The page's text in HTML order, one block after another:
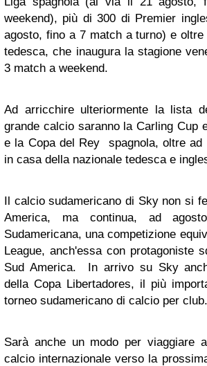
weekend), più di 300 di Premier
agosto, fino a 7 match a turno) e oltre
tedesca, che inaugura la stagione
3 match a weekend.
Ad arricchire ulteriormente la lista
grande calcio saranno la Carling Cup
e la Copa del Rey spagnola, oltre ad
in casa della nazionale tedesca e
Il calcio sudamericano di Sky non si
America, ma continua, ad
Sudamericana, una competizione
League, anch'essa con protagoniste
Sud America. In arrivo su Sky
della Copa Libertadores, il più
torneo sudamericano di calcio per club.
Sarà anche un modo per viaggiare
calcio internazionale verso la